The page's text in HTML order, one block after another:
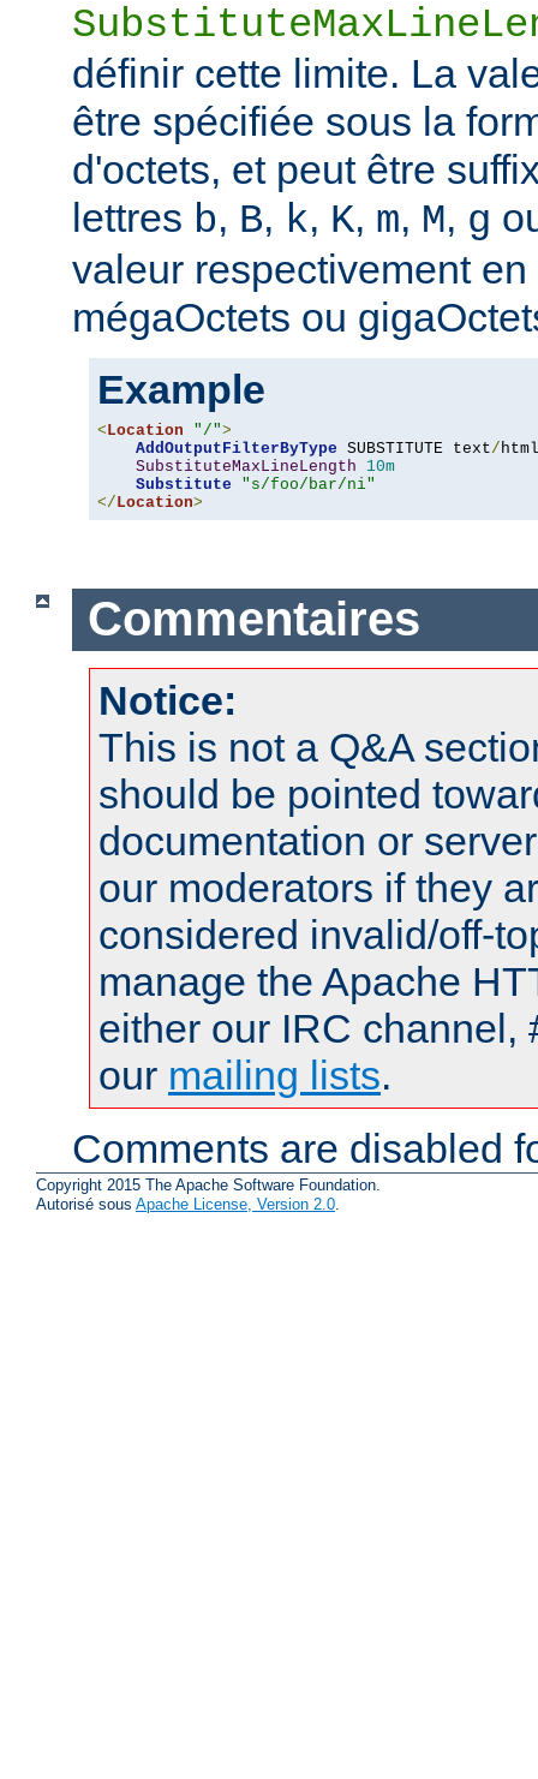
définir cette limite. La
être spécifiée sous la
d'octets, et peut être
lettres b, B, k, K, m, M, g
valeur respectivement
mégaOctets ou
Example
<Location "/">
AddOutputFilterByType SUBSTITUTE text/ html
SubstituteMaxLineLength
10m
Substitute
"s/foo/bar/ni"
</Location>
Commentaires
Notice:
This is not a Q&A
should be pointed
documentation or
our moderators if they
considered invalid/off-
manage the Apache
either our IRC channel,
our mailing lists.
Comments are disabled
Copyright 2015 The Apache Software Foundation.
Autorisé sous Apache License, Version 2.0.